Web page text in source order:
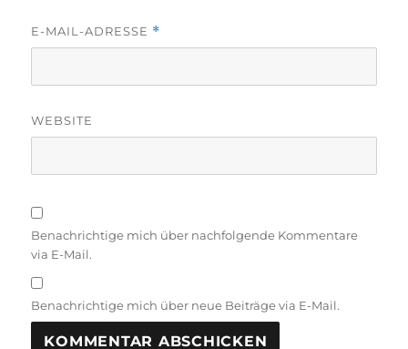
E-MAIL-ADRESSE *
WEBSITE
Benachrichtige mich über nachfolgende Kommentare
via E-Mail.
Benachrichtige mich über neue Beiträge via E-Mail.